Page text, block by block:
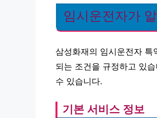
임시운전자가
삼성화재의 임시운전자
되는 조건을 규정하고 있
수 있습니다.
기본 서비스 정보